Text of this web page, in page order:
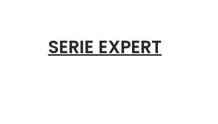
SERIE EXPERT